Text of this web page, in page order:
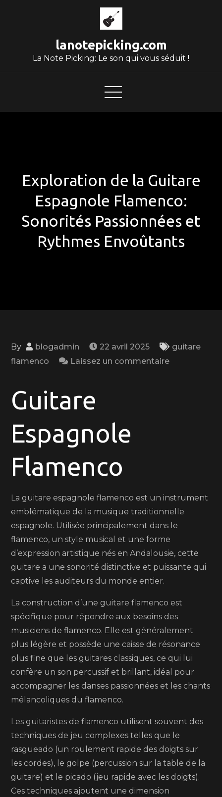
lanotepicking.com
La Note Picking: Le son qui vous séduit !
Exploration de la Guitare
Espagnole Flamenco:
Sonorités Passionnées et
Rythmes Envoûtants
By blogadmin 22 avril 2025
guitare
flamenco
Laissez un commentaireon
Rythmes
Envoûtants
Guitare
Espagnole
Flamenco
La guitare espagnole flamenco est un instrument
emblématique de la musique traditionnelle
espagnole. Utilisée principalement dans le
flamenco, un style musical et une forme
d’expression artistique nés en Andalousie, cette
guitare a une sonorité distinctive et puissante qui
captive les auditeurs du monde entier.
La construction d’une guitare flamenco est
spécifique pour répondre aux besoins des
musiciens de flamenco. Elle est généralement
plus légère et possède une caisse de résonance
plus fine que les guitares classiques, ce qui lui
confère un son percussif et brillant, idéal pour
accompagner les danses passionnées et les chants
mélancoliques du flamenco.
Les guitaristes de flamenco utilisent souvent des
techniques de jeu complexes telles que le
rasgueado (un roulement rapide des doigts sur
les cordes), le golpe (percussion sur la table de la
guitare) et le picado (jeu rapide avec les doigts).
Ces techniques ajoutent une dimension